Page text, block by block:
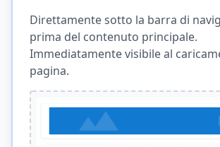
Direttamente sotto la barra di
prima del contenuto principale.
Immediatamente visibile al
pagina.